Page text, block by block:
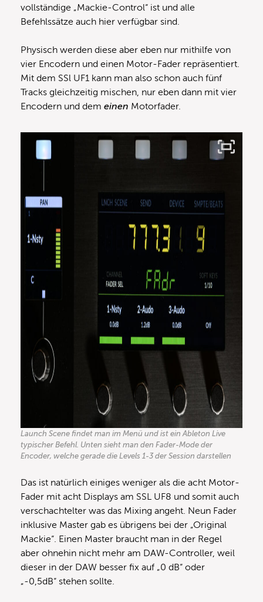
vollständige „Mackie-Control“ ist und alle
Befehlssätze auch hier verfügbar sind.
Physisch werden diese aber eben nur mithilfe von
vier Encodern und einen Motor-Fader repräsentiert.
Mit dem SSl UF1 kann man also schon auch fünf
Tracks gleichzeitig mischen, nur eben dann mit vier
Encodern und dem einen Motorfader.
Launch Scene findet man im Menü und ist ein Ableton Live
typischer Befehl. Unten sieht man den Fader-Mode der
Encoder, welche gerade die Levels 1-3 der Session darstellen
Das ist natürlich einiges weniger als die acht Motor-
Fader mit acht Displays am SSL UF8 und somit auch
verschachtelter was das Mixing angeht. Neun Fader
inklusive Master gab es übrigens bei der „Original
Mackie“. Einen Master braucht man in der Regel
aber ohnehin nicht mehr am DAW-Controller, weil
dieser in der DAW besser fix auf „0 dB“ oder
„-0,5dB“ stehen sollte.